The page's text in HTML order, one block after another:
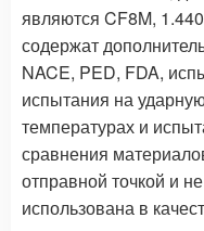
являются CF8M,
содержат
NACE, PED, FDA,
испытания на
температурах и
сравнения
отправной точкой и
использована в